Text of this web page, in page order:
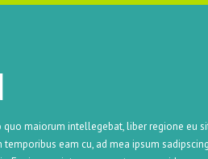
maiorum intellegebat, liber regione eu
eam cu, ad mea ipsum